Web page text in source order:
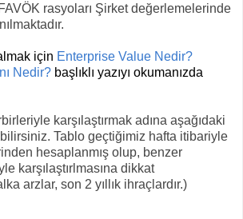
rasyoları Şirket değerlemelerinde
için Enterprise Value Nedir?
Nedir? başlıklı yazıyı okumanızda
karşılaştırmak adına aşağıdaki
Tablo geçtiğimiz hafta itibariyle
hesaplanmış olup, benzer
karşılaştırlmasına dikkat
arzlar, son 2 yıllık ihraçlardır.)